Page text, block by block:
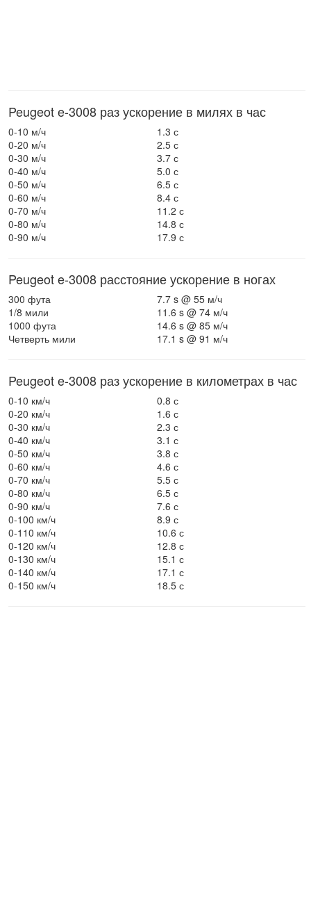
Peugeot e-3008 раз ускорение в милях в час
0-10 м/ч
1.3 с
0-20 м/ч
2.5 с
0-30 м/ч
3.7 с
0-40 м/ч
5.0 с
0-50 м/ч
6.5 с
0-60 м/ч
8.4 с
0-70 м/ч
11.2 с
0-80 м/ч
14.8 с
0-90 м/ч
17.9 с
Peugeot e-3008 расстояние ускорение в ногах
300 фута
7.7 s @ 55 м/ч
1/8 мили
11.6 s @ 74 м/ч
1000 фута
14.6 s @ 85 м/ч
Четверть мили
17.1 s @ 91 м/ч
Peugeot e-3008 раз ускорение в километрах в час
0-10 км/ч
0.8 с
0-20 км/ч
1.6 с
0-30 км/ч
2.3 с
0-40 км/ч
3.1 с
0-50 км/ч
3.8 с
0-60 км/ч
4.6 с
0-70 км/ч
5.5 с
0-80 км/ч
6.5 с
0-90 км/ч
7.6 с
0-100 км/ч
8.9 с
0-110 км/ч
10.6 с
0-120 км/ч
12.8 с
0-130 км/ч
15.1 с
0-140 км/ч
17.1 с
0-150 км/ч
18.5 с